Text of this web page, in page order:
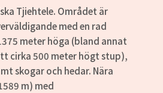
Tjiehtele. Området är
med en rad
meter höga (bland annat
cirka 500 meter högt stup),
skogar och hedar. Nära
m) med